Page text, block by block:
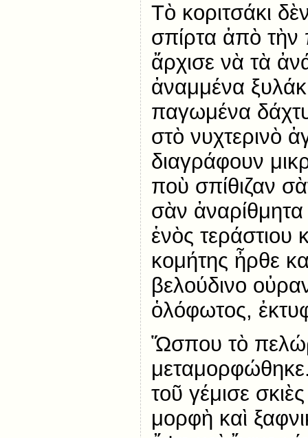
Τὸ κοριτσάκι
σπίρτα ἀπὸ τὴν
ἄρχισε νὰ τὰ
ἀναμμένα
παγωμένα
στὸ νυχτερινὸ
διαγράφουν
ποὺ σπίθιζαν
σὰν
ἑνὸς τεράστιου
κομήτης ἦρθε
βελούδινο
ὁλόφωτος,
Ὥσπου τὸ
τοῦ γέμισε
μορφὴ καὶ